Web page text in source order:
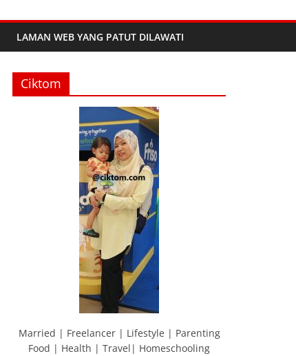
LAMAN WEB YANG PATUT DILAWATI
Ciktom
Married | Freelancer | Lifestyle | Parenting
Food | Health | Travel| Homeschooling